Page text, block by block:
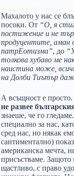
Махалото у нас се
посоки. От “О, я
постижение и не
продуцентите, аман
патрЕотизма”, до
толкова хубаво ме
наистина може,
на Долби Тиътър
А всъщност е просто.
не развее
знаеше, че го
специално за нас,
сред нас, но някак
сантиментално)
американска мечта,
присъстваме. Защото
щастливо, с право